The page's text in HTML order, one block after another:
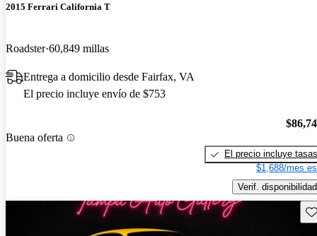
2015 Ferrari California T
Roadster 60,849 millas
Entrega a domicilio desde Fairfax, VA
El precio incluye envío de $753
Buena oferta
El precio incluye tasas
$1,688/mes
Verif. disponibilidad